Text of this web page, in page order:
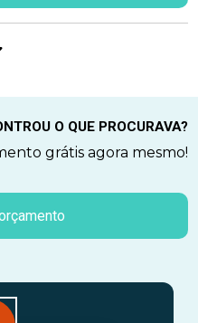
O QUE PROCURAVA?
grátis agora mesmo!